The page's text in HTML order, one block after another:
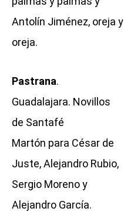
Antolín Jiménez, oreja y
oreja.
Pastrana.
Guadalajara. Novillos
de Santafé
Martón para César de
Juste, Alejandro Rubio,
Sergio Moreno y
Alejandro García.